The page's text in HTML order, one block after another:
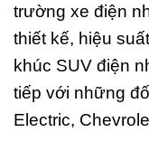
trường xe điện
thiết kế, hiệu
khúc SUV điện
tiếp với những
Electric,